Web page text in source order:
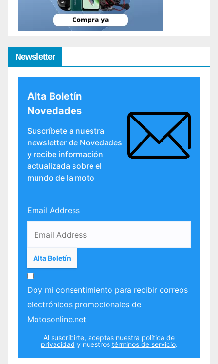
Newsletter
Alta Boletín
Novedades
Suscríbete a nuestra
newsletter de Novedades
y recibe información
actualizada sobre el
mundo de la moto
Email Address
Doy mi consentimiento para recibir correos
electrónicos promocionales de
Motosonline.net
Al suscribirte, aceptas nuestra política de
privacidad y nuestros términos de servicio.